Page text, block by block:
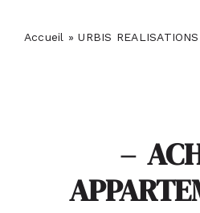
Accueil »URBIS
–
S’ABONNER